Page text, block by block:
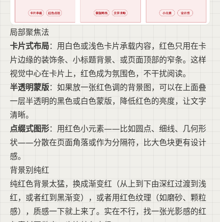
局部聚焦法
卡片式布局：用白色或浅色卡片承载内容，红色只用在卡
片边缘的装饰条、小标题背景、或页面顶部的窄条。这样
视觉中心在卡片上，红色成为氛围色，不干扰阅读。
半透明蒙版：如果放一张红色调的背景图，可以在上面叠
一层半透明的黑色或白色蒙版，降低红色的亮度，让文字
清晰。
点缀式图形：用红色小元素——比如圆点、细线、几何形
状——分散在页面角落或作为分隔符，比大色块更有设计
感。
背景别纯红
纯红色背景太猛，换成渐变红（从上到下由深红过渡到浅
红，或者红到黑渐变），或者用红色纹理（如磨砂、颗粒
感），质感一下就上来了。实在不行，找一张光影感的红